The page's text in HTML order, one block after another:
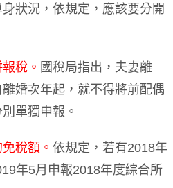
狀況，依規定，應該要分開
稅。 國稅局指出，夫妻離
婚次年起，就不得將前配偶
單獨申報。
稅額。依規定，若有2018年
年5月申報2018年度綜合所